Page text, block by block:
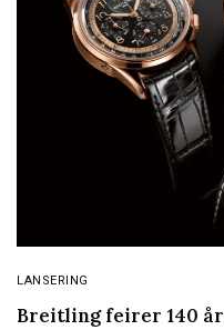
LANSERING
Breitling feirer 140